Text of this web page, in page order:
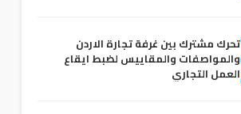
تحرك مشترك بين غرفة تجارة الاردن
والمواصفات والمقاييس لضبط ايقاع
العمل التجاري